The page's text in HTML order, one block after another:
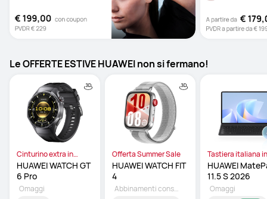
Le OFFERTE ESTIVE HUAWEI non si fermano!
Cinturino extra in
omaggio
HUAWEI WATCH GT
Omaggi
Offerta Summer Sale
HUAWEI WATCH FIT
Abbinamenti consigliati
Tastiera italiana in
omaggio
HUAWEI
Omaggi